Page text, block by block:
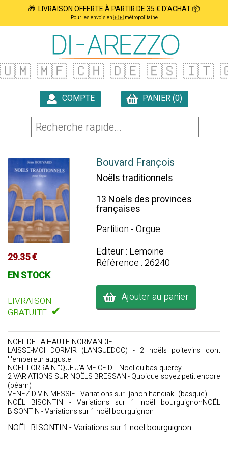
🎁 LIVRAISON OFFERTE À PARTIR DE 35 € D'ACHAT 📦
Pour les envois en 🇫🇷 métropolitaine
🇺🇲 🇲🇫 🇨🇭 🇩🇪 🇪🇸 🇮🇹
COMPTE
PANIER (0)
29.35 €
EN STOCK
LIVRAISON
GRATUITE ✔
Bouvard François
Noëls traditionnels
13 Noëls des provinces
françaises
Partition - Orgue
Editeur : Lemoine
Référence : 26240
Ajouter au panier
NOËL DE LA HAUTE-NORMANDIE -
LAISSE-MOI DORMIR (LANGUEDOC) - 2 noëls poitevins dont
'l'empereur auguste'
NOËL LORRAIN "QUE J'AIME CE DI - Noël du bas-quercy
2 VARIATIONS SUR NOËLS BRESSAN - Quoique soyez petit encore
(béarn)
VENEZ DIVIN MESSIE - Variations sur "jahon handiak" (basque)
NOËL BISONTIN - Variations sur 1 noël bourguignonNOËL
BISONTIN - Variations sur 1 noël bourguignon
NOËL BISONTIN - Variations sur 1 noël bourguignon